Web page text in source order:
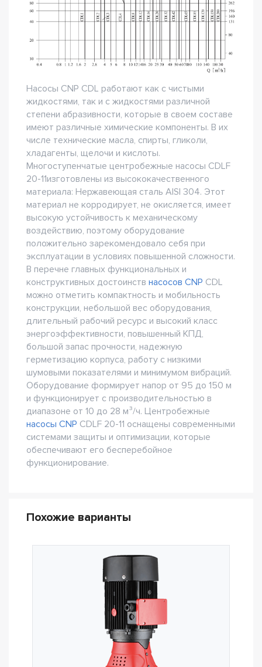
Насосы CNP CDL работают как с чистыми
жидкостями, так и с жидкостями различной
степени абразивности, которые в своем составе
имеют различные химические компоненты. В их
числе технические масла, спирты, гликоли,
хладагенты, щелочи и кислоты.
Многоступенчатые центробежные насосы CDLF
20-11изготовлены из высококачественного
материала: Нержавеющая сталь AISI 304. Этот
материал не корродирует, не окисляется, имеет
высокую устойчивость к механическому
воздействию, поэтому оборудование
положительно зарекомендовало себя при
эксплуатации в условиях повышенной сложности.
В перечне главных функциональных и
конструктивных достоинств насосов CNP CDL
можно отметить компактность и мобильность
конструкции, небольшой вес оборудования,
длительный рабочий ресурс и высокий класс
энергоэффективности, повышенный КПД,
большой запас прочности, надежную
герметизацию корпуса, работу с низкими
шумовыми показателями и минимумом вибраций.
Оборудование формирует напор от 95 до 150 м
и функционирует с производительностью в
диапазоне от 10 до 28 м³/ч. Центробежные
насосы CNP CDLF 20-11 оснащены современными
системами защиты и оптимизации, которые
обеспечивают его бесперебойное
функционирование.
Похожие варианты